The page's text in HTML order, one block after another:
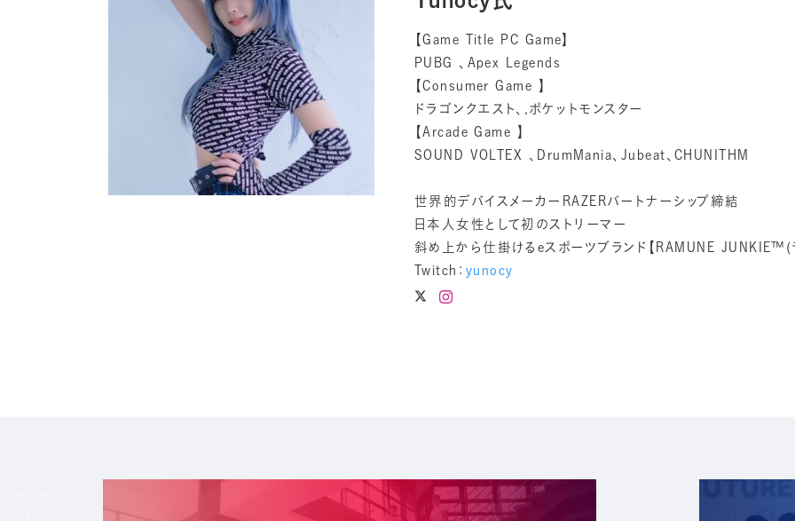
【Game Title PC Game】
PUBG 、Apex Legends
【Consumer Game 】
ドラゴンクエスト、,ポケットモンスター
【Arcade Game 】
SOUND VOLTEX 、DrumMania、Jubeat、CHUNITHM
世界的デバイスメーカーRAZERパートナーシップ締結
日本人女性として初のストリーマー
斜め上から仕掛けるeスポーツブランド【RAMUNE JUNKIE™(
Twitch： yunocy